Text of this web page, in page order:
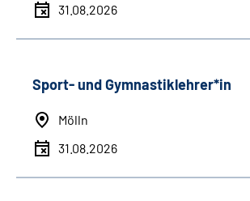
31.08.2026
Sport- und Gymnastiklehrer*in
Mölln
31.08.2026